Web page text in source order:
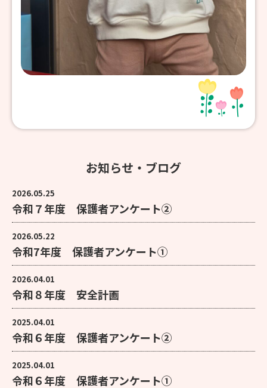
お知らせ・ブログ
2026.05.25
令和７年度 保護者アンケート②
2026.05.22
令和7年度 保護者アンケート①
2026.04.01
令和８年度 安全計画
2025.04.01
令和６年度 保護者アンケート②
2025.04.01
令和６年度 保護者アンケート①